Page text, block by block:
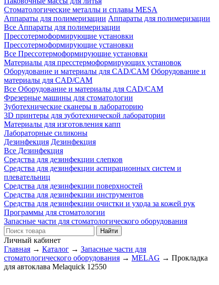
Стоматологические металлы и сплавы MESA
Аппараты для полимеризации Аппараты для полимеризации
Все Аппараты для полимеризации
Прессотермоформирующие установки
Прессотермоформирующие установки
Все Прессотермоформирующие установки
Материалы для пресстермоформирующих установок
Оборудование и материалы для CAD/CAM Оборудование и
материалы для CAD/CAM
Все Оборудование и материалы для CAD/CAM
Фрезерные машины для стоматологии
Зуботехнические сканеры в лабораторию
3D принтеры для зуботехнической лаборатории
Материалы для изготовления капп
Лабораторные силиконы
Дезинфекция Дезинфекция
Все Дезинфекция
Средства для дезинфекции слепков
Средства для дезинфекции аспирационных систем и
плевательниц
Средства для дезинфекции поверхностей
Средства для дезинфекции инструментов
Средства для дезинфекции очистки и ухода за кожей рук
Программы для стоматологии
Запасные части для стоматологического оборудования
Личный кабинет
Главная → Каталог → Запасные части для
стоматологического оборудования → MELAG → Прокладка
для автоклава Melaquick 12550